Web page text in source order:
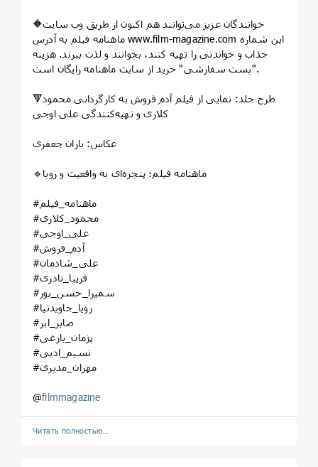
🔶خوانندگان عزیز می‌توانند هم اکنون از طریق وب سایت
ماهنامه فیلم به آدرس www.film-magazine.com این شماره
جذاب و خواندنی را تهیه کنند، بخوانند و لذت ببرند. هزینه
"پست سفارشی" خرید از سایت ماهنامه رایگان است.
🔻طرح جلد: نمایی از فیلم آدم فروش به کارگردانی محمود
کلاری و تهیه‌کنندگی علی اوجی
عکاس: باران جعفری
🔹ماهنامه فیلم؛ پنجره‌ای به واقعیت و رویا
#ماهنامه_فیلم
#محمود_کلاری
#علی_اوجی
#آدم_فروش
#علی_شادمان
#فریبا_نادری
#سمیرا_حسن_پور
#رویا_جاویدنیا
#صابر_ابر
#پژمان_بازغی
#نسیم_ادبی
#مهران_مدیری
@filmmagazine
Читать полностью…